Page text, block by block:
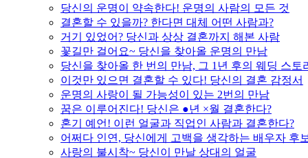
당신의 운명이 약속한다! 운명의 사람의 모든 것
결혼할 수 있을까? 한다면 대체 어떤 사람과?
거기 있었어? 당신과 상상 결혼까지 해본 사람
꽃길만 걸어요~ 당신을 찾아올 운명의 만남
당신을 찾아올 한 번의 만남, 그 1년 후의 웨딩 스토
이것만 있으면 결혼할 수 있다! 당신의 결혼 감정서
운명의 사랑이 될 가능성이 있는 2번의 만남
꿈은 이루어진다! 당신은 ●년 ×월 결혼한다?
혼기 예언! 이런 얼굴과 직업인 사람과 결혼한다?
어쩌다 인연, 당신에게 고백을 생각하는 배우자 후보
사랑의 불시착~ 당신이 만날 상대의 얼굴